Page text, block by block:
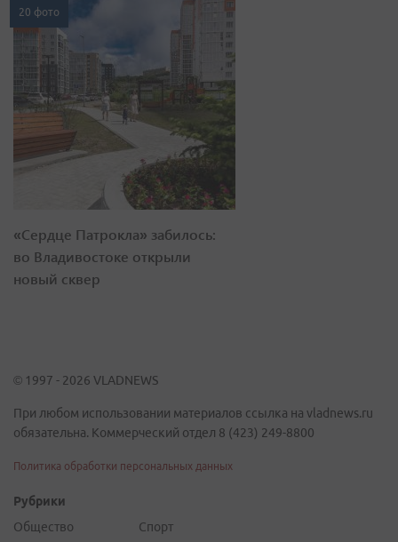
20 фото
«Сердце Патрокла» забилось:
во Владивостоке открыли
новый сквер
© 1997 - 2026 VLADNEWS
При любом использовании материалов ссылка на vladnews.ru
обязательна. Коммерческий отдел 8 (423) 249-8800
Политика обработки персональных данных
Рубрики
Общество
Спорт